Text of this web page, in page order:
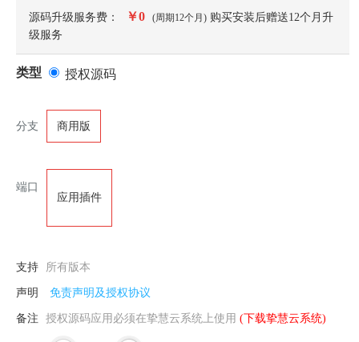
源码升级服务费： ￥0 (周期12个月) 购买安装后赠送12个月升
级服务
类型 授权源码
分支 商用版
端口
应用插件
支持 所有版本
声明 免责声明及授权协议
备注 授权源码应用必须在挚慧云系统上使用 (下载挚慧云系统)